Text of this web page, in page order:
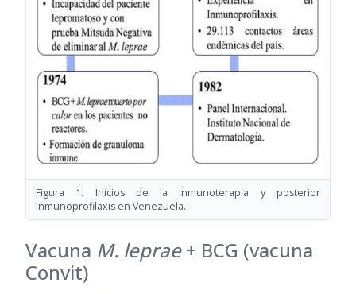
Figura 1. Inicios de la inmunoterapia y posterior
inmunoprofilaxis en Venezuela.
Vacuna M. leprae+ BCG (vacuna
Convit)